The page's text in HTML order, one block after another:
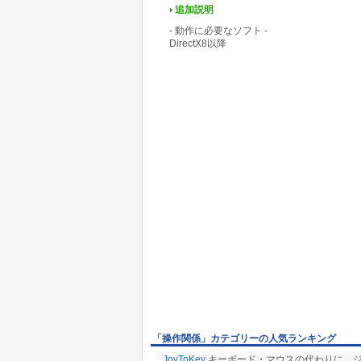
追加説明
- 動作に必要なソフト -
DirectX8以降
「操作関係」カテゴリーの人気ランキング